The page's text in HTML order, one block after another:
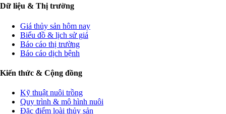
Dữ liệu & Thị trường
Giá thủy sản hôm nay
Biểu đồ & lịch sử giá
Báo cáo thị trường
Báo cáo dịch bệnh
Kiến thức & Cộng đồng
Kỹ thuật nuôi trồng
Quy trình & mô hình nuôi
Đặc điểm loài thủy sản